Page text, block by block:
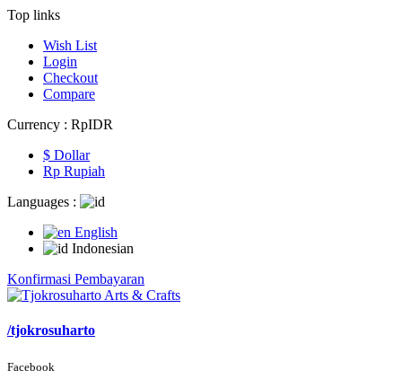
Top links
Wish List
Login
Checkout
Compare
Currency : Rp‎IDR
$ Dollar
Rp‎ Rupiah
Languages :
English
Indonesian
Konfirmasi Pembayaran
/tjokrosuharto
Facebook